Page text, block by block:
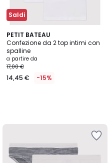
Saldi
PETIT BATEAU
Confezione da 2 top intimi con
spalline
a partire da
17,00 €
14,45 € -15%